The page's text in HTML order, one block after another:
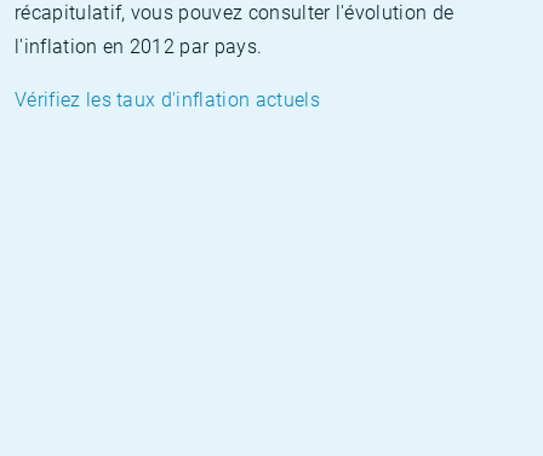
récapitulatif, vous pouvez consulter l'évolution de
l'inflation en 2012 par pays.
Vérifiez les taux d'inflation actuels